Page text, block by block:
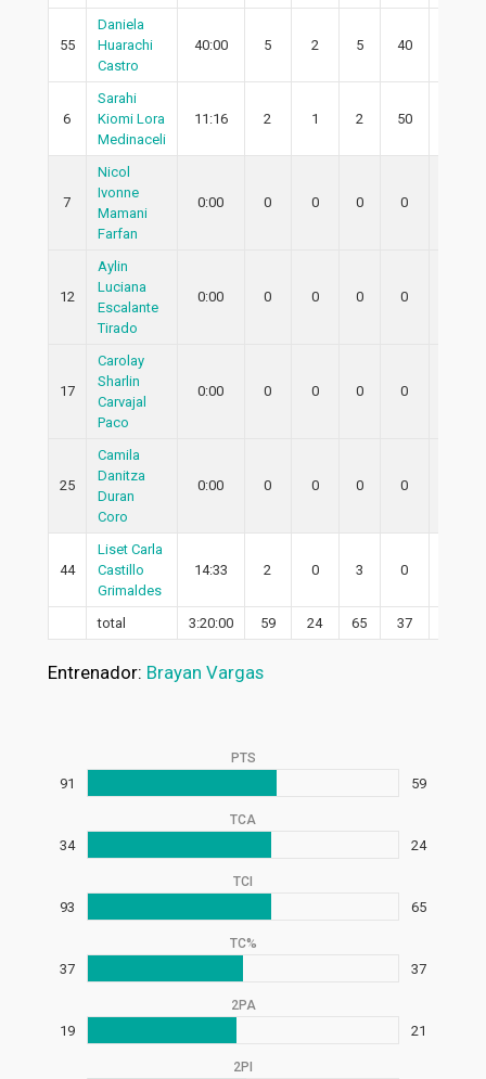
55
Daniela
Huarachi
Castro
40:00 5 2 5 40
6
Sarahi
Kiomi Lora
Medinaceli
11:16 2 1 2 50
7
Nicol
Ivonne
Mamani
Farfan
0:00 0 0 0 0
12
Aylin
Luciana
Escalante
Tirado
0:00 0 0 0 0
17
Carolay
Sharlin
Carvajal
Paco
0:00 0 0 0 0
25
Camila
Danitza
Duran
Coro
0:00 0 0 0 0
44
Liset Carla
Castillo
Grimaldes
14:33 2 0 3 0
total 3:20:00 59 24 65 37
Entrenador: Brayan Vargas
PTS
91 59
TCA
34 24
TCI
93 65
TC%
37 37
2PA
19 21
2PI